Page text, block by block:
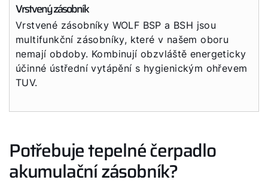
Vrstvený zásobník
Vrstvené zásobníky WOLF BSP a BSH jsou
multifunkční zásobníky, které v našem oboru
nemají obdoby. Kombinují obzvláště energeticky
účinné ústřední vytápění s hygienickým ohřevem
TUV.
Potřebuje tepelné čerpadlo
akumulační zásobník?